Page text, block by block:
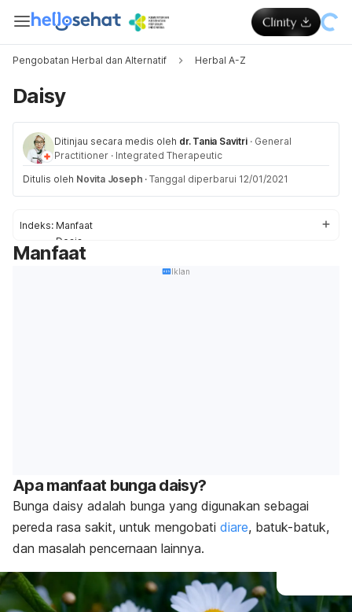
Pengobatan Herbal dan Alternatif Herbal A-Z
Daisy
Ditinjau secara medis oleh dr. Tania Savitri · General
Practitioner · Integrated Therapeutic
Ditulis oleh Novita Joseph · Tanggal diperbarui 12/01/2021
Indeks: Manfaat
Dosis
Efek Samping
Manfaat
Iklan
Apa manfaat bunga daisy?
Bunga daisy adalah bunga yang digunakan sebagai
pereda rasa sakit, untuk mengobati diare, batuk-batuk,
dan masalah pencernaan lainnya.